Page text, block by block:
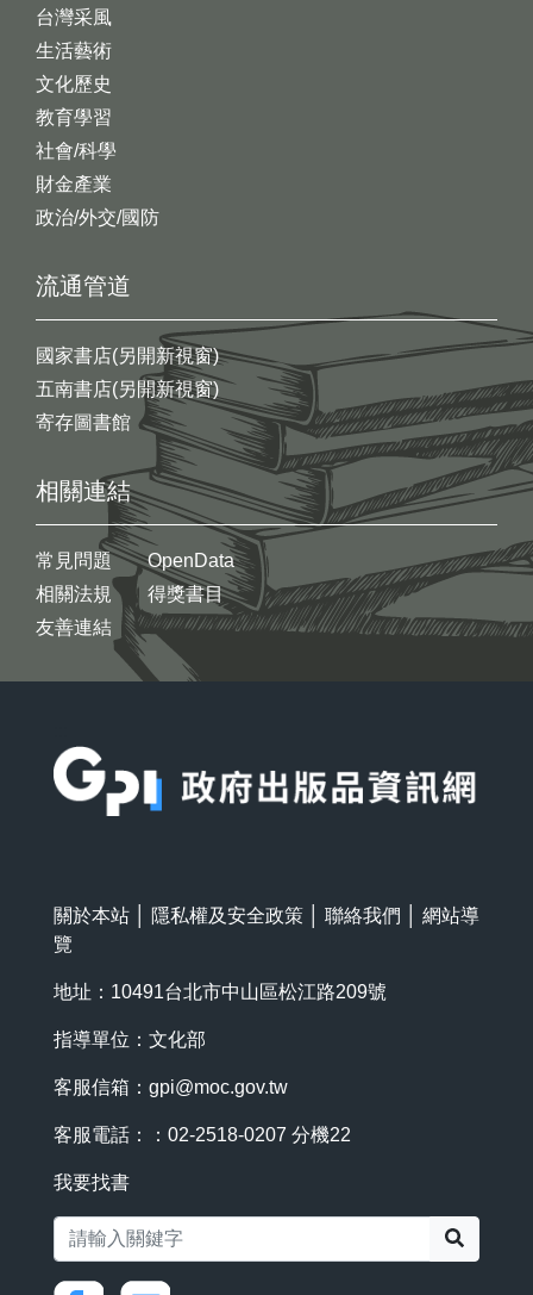
台灣采風
生活藝術
文化歷史
教育學習
社會/科學
財金產業
政治/外交/國防
流通管道
國家書店(另開新視窗)
五南書店(另開新視窗)
寄存圖書館
相關連結
常見問題
相關法規
友善連結
OpenData
得獎書目
關於本站 隱私權及安全政策 聯絡我們
網站導
覽
地址：10491台北市中山區松江路209號
指導單位：文化部
客服信箱： gpi@moc.gov.tw
客服電話：：02-2518-0207 分機22
我要找書